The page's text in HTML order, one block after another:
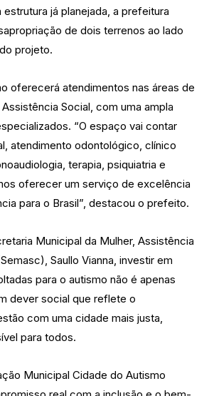
já planejada, a prefeitura
de dois terrenos ao lado
projeto.
oferecerá atendimentos nas áreas de
Social, com uma ampla
“O espaço vai contar
atendimento odontológico, clínico
terapia, psiquiatria e
oferecer um serviço de excelência
para o Brasil”, destacou o prefeito.
Municipal da Mulher, Assistência
Saullo Vianna, investir em
para o autismo não é apenas
dever social que reflete o
com uma cidade mais justa,
para todos.
Municipal Cidade do Autismo